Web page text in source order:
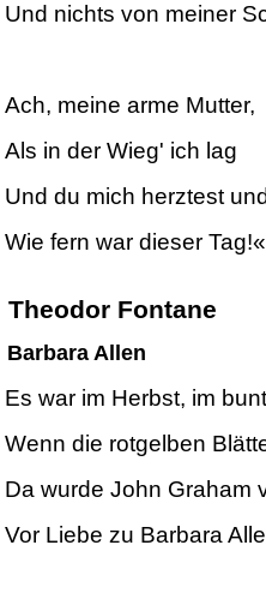
Und nichts von meiner
Ach, meine arme Mutter,
Als in der Wieg' ich lag
Und du mich herztest
Wie fern war dieser Tag!«
Theodor Fontane
Barbara Allen
Es war im Herbst, im
Wenn die rotgelben
Da wurde John Graham
Vor Liebe zu Barbara